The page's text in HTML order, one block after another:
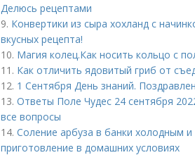
Делюсь рецептами
9. Конвертики из сыра хохланд с
вкусных рецепта!
10. Магия колец.Как носить кольцо с
11. Как отличить ядовитый гриб от
12. 1 Сентября День знаний.
13. Ответы Поле Чудес 24 сентября
все вопросы
14. Соление арбуза в банки холодным
приготовление в домашних условиях